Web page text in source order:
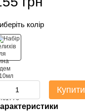
колір
Купити